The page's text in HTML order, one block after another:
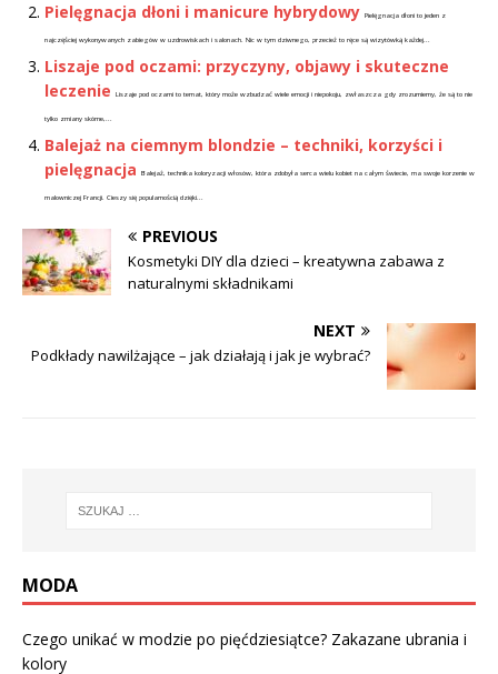
Pielęgnacja dłoni i manicure hybrydowy Pielęgnacja dłoni to jeden z
najczęściej wykonywanych zabiegów w uzdrowiskach i salonach. Nic w tym dziwnego, przecież to ręce są wizytówką każdej...
Liszaje pod oczami: przyczyny, objawy i skuteczne
leczenie
Liszaje pod oczami to temat, który może wzbudzać wiele emocji i niepokoju, zwłaszcza gdy zrozumiemy, że są to nie
tylko zmiany skórne,...
Balejaż na ciemnym blondzie – techniki, korzyści i
pielęgnacja
Balejaż, technika koloryzacji włosów, która zdobyła serca wielu kobiet na całym świecie, ma swoje korzenie w
malowniczej Francji. Cieszy się popularnością dzięki...
PREVIOUS
Kosmetyki DIY dla dzieci – kreatywna zabawa z
naturalnymi składnikami
NEXT
Podkłady nawilżające – jak działają i jak je wybrać?
MODA
Czego unikać w modzie po pięćdziesiątce? Zakazane ubrania i
kolory